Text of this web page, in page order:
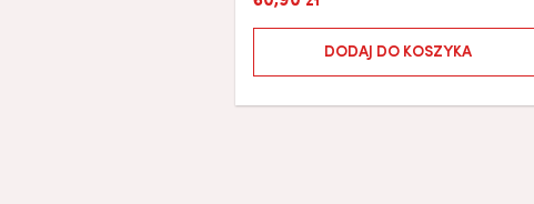
DODAJ DO KOSZYKA